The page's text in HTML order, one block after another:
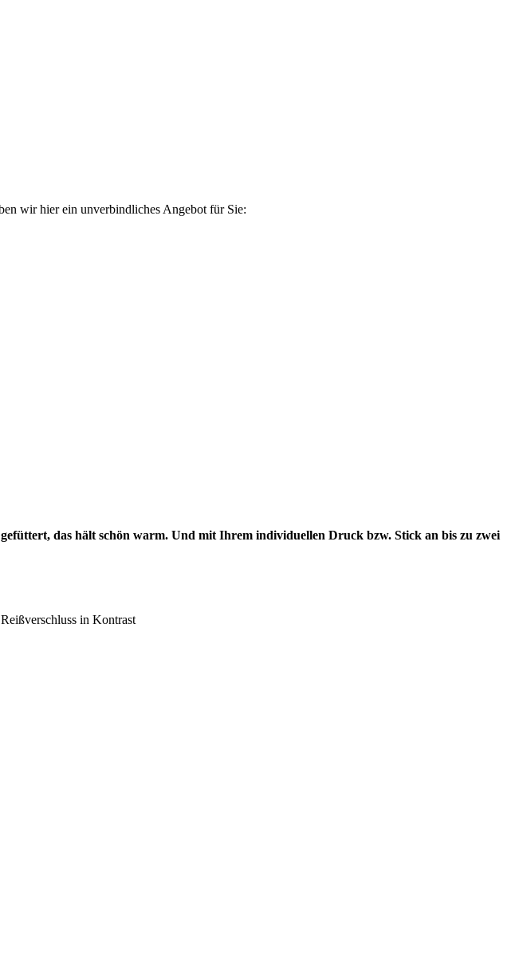
wir hier ein unverbindliches Angebot für Sie:
das hält schön warm. Und mit Ihrem individuellen Druck bzw. Stick an bis zu zwei
in Kontrast